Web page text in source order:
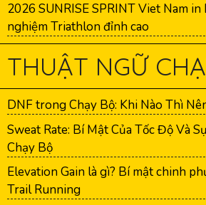
2026 SUNRISE SPRINT Viet Nam in
nghiệm Triathlon đỉnh cao
THUẬT NGỮ
DNF trong Chạy Bộ: Khi Nào Thì
Sweat Rate: Bí Mật Của Tốc Độ Và
Chạy Bộ
Elevation Gain là gì? Bí mật chinh
Trail Running